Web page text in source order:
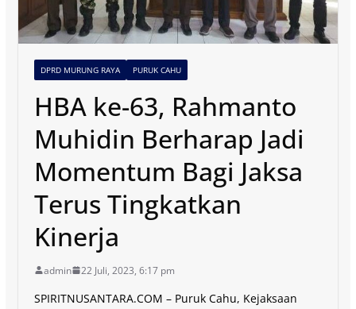
DPRD MURUNG RAYA PURUK CAHU
HBA ke-63, Rahmanto
Muhidin Berharap Jadi
Momentum Bagi Jaksa
Terus Tingkatkan
Kinerja
admin 22 Juli, 2023, 6:17 pm
SPIRITNUSANTARA.COM – Puruk Cahu, Kejaksaan